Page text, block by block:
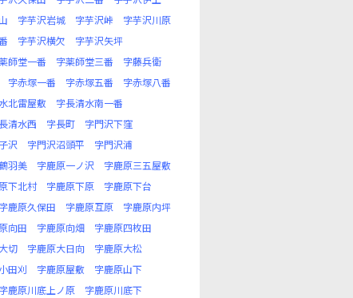
字芋沢岩城 字芋沢峠
字芋沢川原
字芋沢横欠
字芋沢矢坪
師堂一番 字薬師堂三番
字藤兵衛
字赤塚一番 字赤塚五番
字赤塚八番
北雷屋敷
字長清水南一番
清水西 字長町
字門沢下窪
沢 字門沢沼頭平
字門沢浦
羽美 字鹿原一ノ沢
字鹿原三五屋敷
下北村 字鹿原下原
字鹿原下台
字鹿原久保田 字鹿原互原
字鹿原内坪
向田 字鹿原向畑
字鹿原四枚田
切 字鹿原大日向
字鹿原大松
田刈 字鹿原屋敷
字鹿原山下
字鹿原川底上ノ原
字鹿原川底下